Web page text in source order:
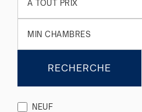
A TOUT PRIX
MIN CHAMBRES
RECHERCHE
NEUF